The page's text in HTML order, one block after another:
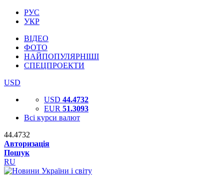
РУС
УКР
ВІДЕО
ФОТО
НАЙПОПУЛЯРНІШІ
СПЕЦПРОЕКТИ
USD
USD 44.4732
EUR 51.3093
Всі курси валют
44.4732
Авторизація
Пошук
RU